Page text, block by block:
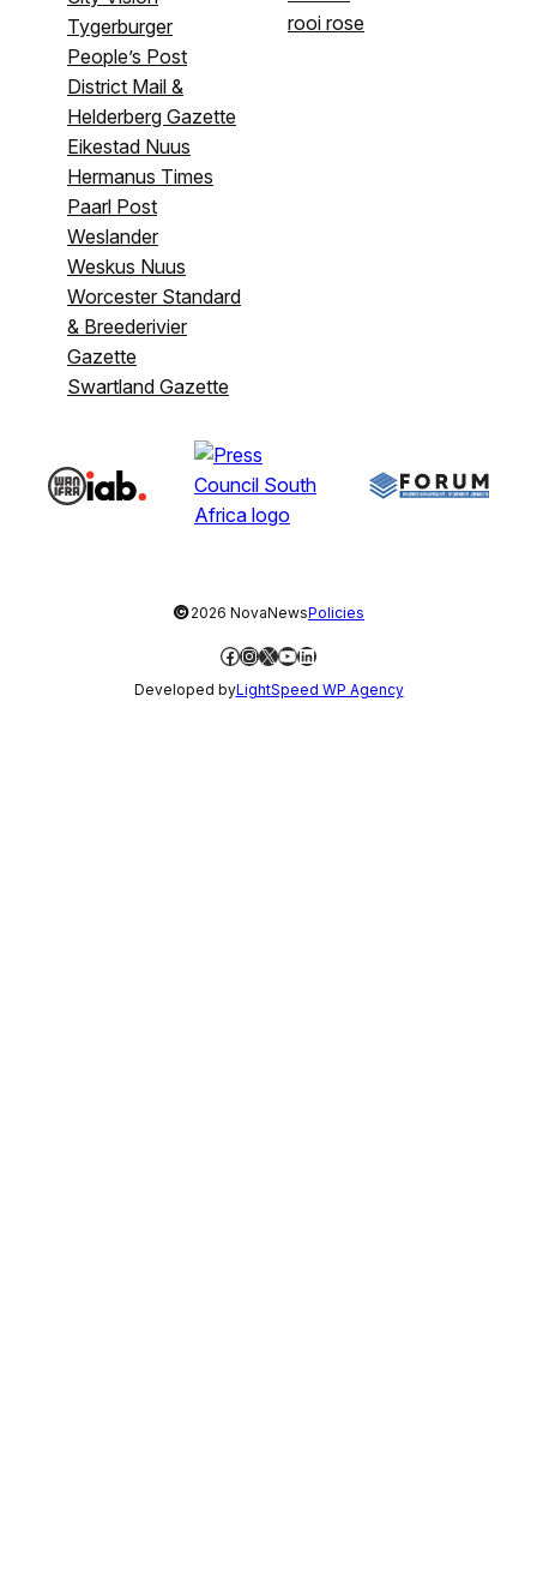
Tygerburger
People’s Post
District Mail &
Helderberg Gazette
Eikestad Nuus
Hermanus Times
Paarl Post
Weslander
Weskus Nuus
Worcester Standard
& Breederivier
Gazette
Swartland Gazette
rooi rose
©2026 NovaNewsPolicies
Facebook
Instagram
X YouTube
LinkedIn
Developed byLightSpeed WP Agency